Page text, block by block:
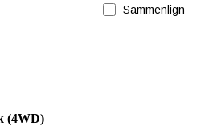
Sammenlign
(4WD)